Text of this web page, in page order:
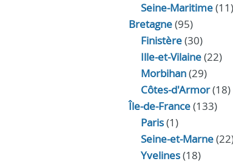
Seine-Maritime(11)
Bretagne(95)
Finistère(30)
Ille-et-Vilaine(22)
Morbihan(29)
Côtes-d'Armor(18)
Île-de-France(133)
Paris(1)
Seine-et-Marne
Yvelines(18)